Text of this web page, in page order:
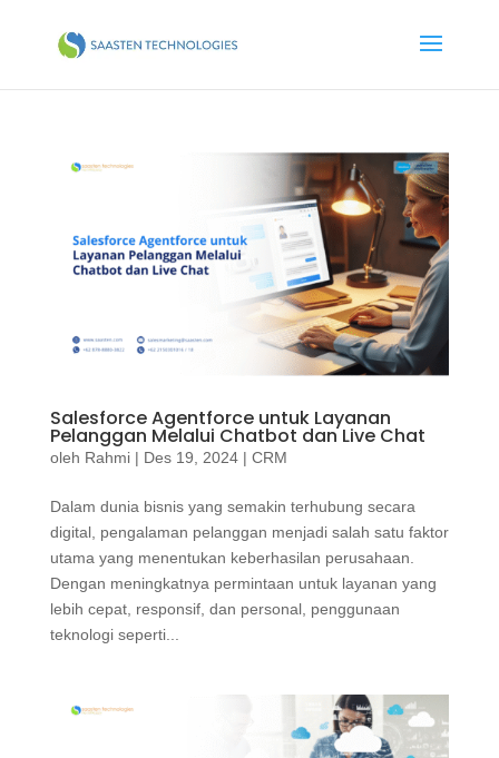
Salesforce Agentforce untuk Layanan
Pelanggan Melalui Chatbot dan Live Chat
oleh Rahmi| Des 19, 2024| CRM
Dalam dunia bisnis yang semakin terhubung secara
digital, pengalaman pelanggan menjadi salah satu faktor
utama yang menentukan keberhasilan perusahaan.
Dengan meningkatnya permintaan untuk layanan yang
lebih cepat, responsif, dan personal, penggunaan
teknologi seperti...